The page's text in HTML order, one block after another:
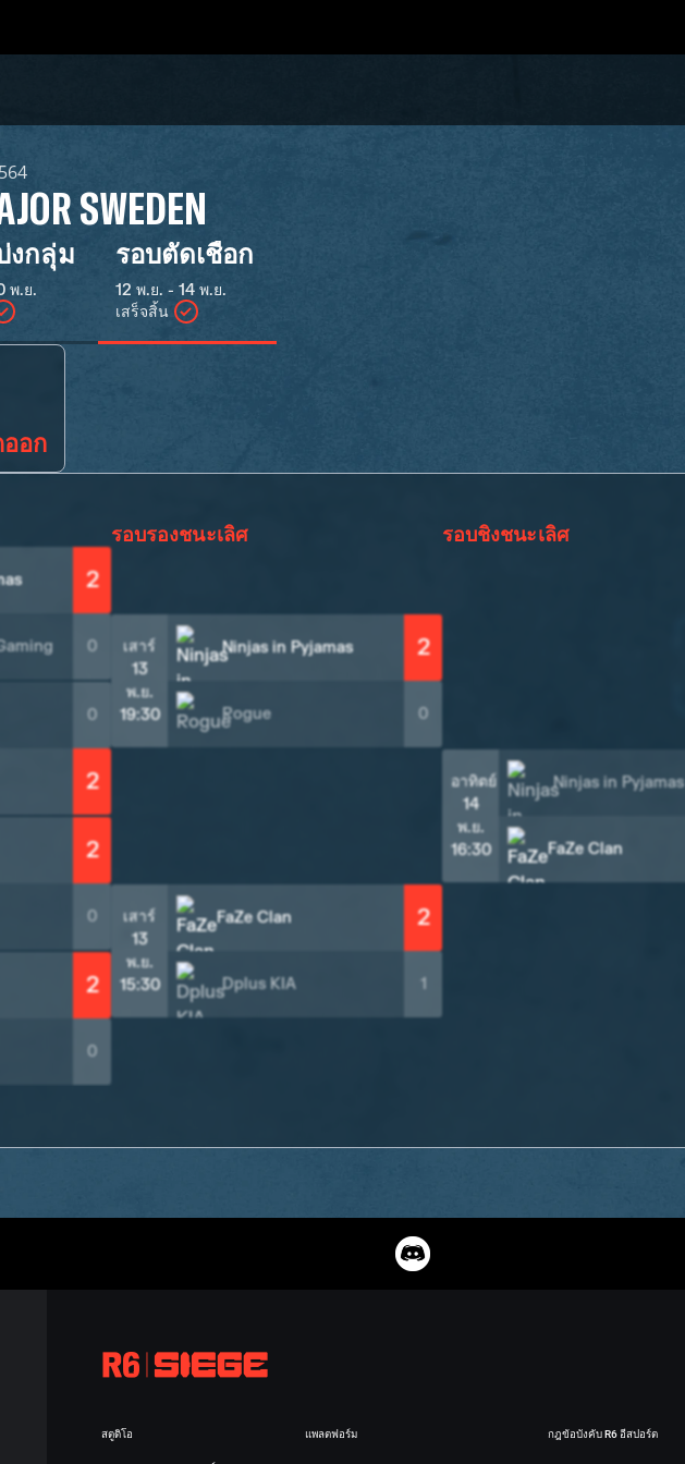
SWEDEN
งกลุ่ม
พ.ย.
รอบตัดเชือก
12 พ.ย. - 14 พ.ย.
เสร็จสิ้น
อก
2
0
0
2
2
0
2
0
รอบรองชนะเลิศ
เสาร์
13
พ.ย.
19:30
Ninjas in Pyjamas 2
Rogue 0
เสาร์
13
พ.ย.
15:30
FaZe Clan 2
Dplus KIA 1
รอบชิงชนะเลิศ
อาทิตย์
14
พ.ย.
16:30
Ninjas in Pyjamas
FaZe Clan
สตูดิโอ แพลตฟอร์ม กฎข้อบังคับ R6 อีสปอร์ต